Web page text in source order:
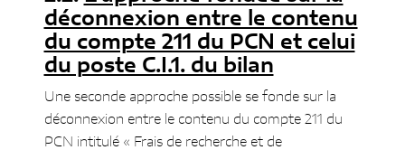
déconnexion entre le contenu
du compte 211 du PCN et celui
du poste C.I.1. du bilan
Une seconde approche possible se fonde sur la
déconnexion entre le contenu du compte 211 du
PCN intitulé « Frais de recherche et de